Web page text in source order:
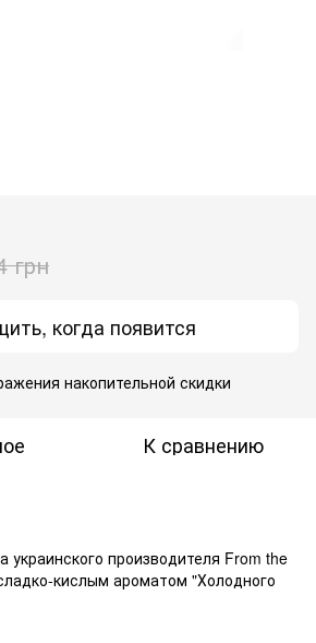
грн
когда появится
накопительной скидки
К сравнению
украинского производителя From the
кислым ароматом "Холодного